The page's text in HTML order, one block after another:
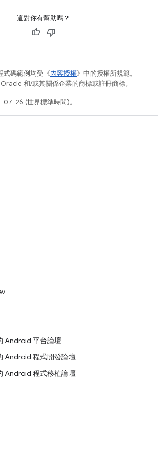
這對你有幫助嗎？
式碼範例均受《內容授權》中的授權所規範。
和/或其關係企業的商標或註冊商標。
26 (世界標準時間)。
Android 平台論壇
Android 程式開發論壇
Android 程式移植論壇